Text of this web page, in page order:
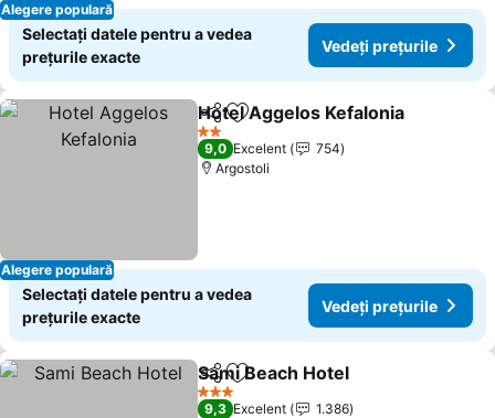
Alegere populară
Selectați datele pentru a vedea
prețurile exacte
Vedeți prețurile
Alegere populară
DistribuițiAdăugaţi la favorite
Hotel Aggelos Kefalonia
2 Stele
9,0 Excelent
754
Argostoli
Selectați datele pentru a vedea
prețurile exacte
Vedeți prețurile
DistribuițiAdăugaţi la favorite
Sami Beach Hotel
3 Stele
9,3 Excelent
1.386